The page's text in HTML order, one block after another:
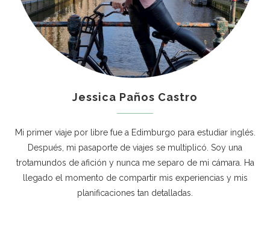
Jessica Paños Castro
Mi primer viaje por libre fue a Edimburgo para estudiar inglés.
Después, mi pasaporte de viajes se multiplicó. Soy una
trotamundos de afición y nunca me separo de mi cámara. Ha
llegado el momento de compartir mis experiencias y mis
planificaciones tan detalladas.